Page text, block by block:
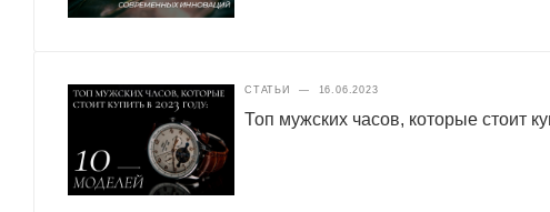
СТАТЬИ — 16.06.2023
Топ мужских часов, которые стоит